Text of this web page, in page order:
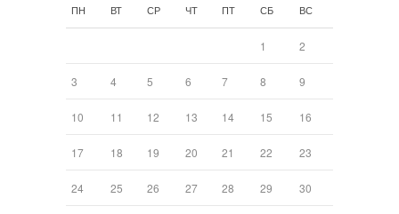
ПН ВТ СР ЧТ ПТ СБ ВС
1 2
3 4 5 6 7 8 9
10 11 12 13 14 15 16
17 18 19 20 21 22 23
24 25 26 27 28 29 30